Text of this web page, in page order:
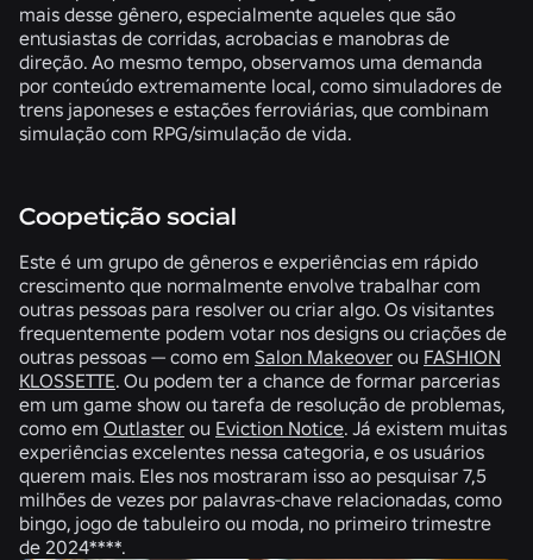
mais desse gênero, especialmente aqueles que são
entusiastas de corridas, acrobacias e manobras de
direção. Ao mesmo tempo, observamos uma demanda
por conteúdo extremamente local, como simuladores de
trens japoneses e estações ferroviárias, que combinam
simulação com RPG/simulação de vida.
Coopetição social
Este é um grupo de gêneros e experiências em rápido
crescimento que normalmente envolve trabalhar com
outras pessoas para resolver ou criar algo. Os visitantes
frequentemente podem votar nos designs ou criações de
outras pessoas — como em Salon Makeover ou FASHION
KLOSSETTE. Ou podem ter a chance de formar parcerias
em um game show ou tarefa de resolução de problemas,
como em Outlaster ou Eviction Notice. Já existem muitas
experiências excelentes nessa categoria, e os usuários
querem mais. Eles nos mostraram isso ao pesquisar 7,5
milhões de vezes por palavras-chave relacionadas, como
bingo, jogo de tabuleiro ou moda, no primeiro trimestre
de 2024****.